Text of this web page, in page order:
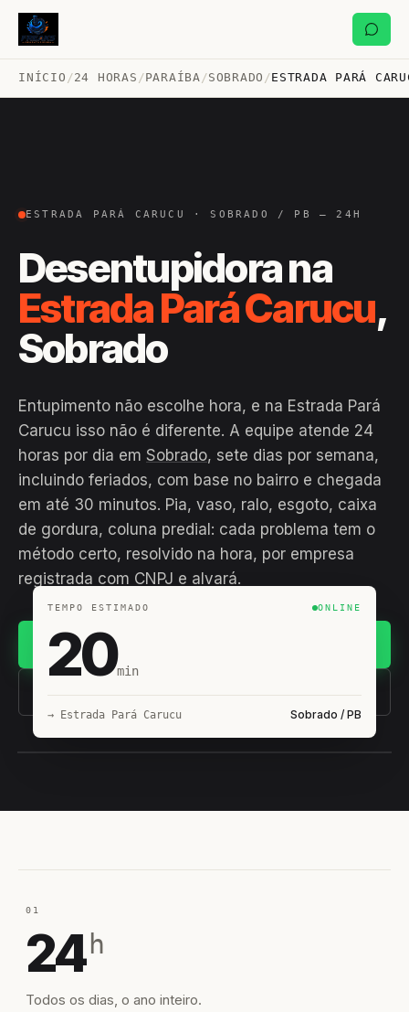
INÍCIO /24 HORAS /PARAÍBA /SOBRADO /ESTRADA PARÁ
ESTRADA PARÁ CARUCU · SOBRADO / PB — 24H
Desentupidora na
Estrada Pará Carucu,
Sobrado
Entupimento não escolhe hora, e na Estrada Pará
Carucu isso não é diferente. A equipe atende 24
horas por dia em Sobrado, sete dias por semana,
incluindo feriados, com base no bairro e chegada
em até 30 minutos. Pia, vaso, ralo, esgoto, caixa
de gordura, coluna predial: cada problema tem o
método certo, resolvido na hora, por empresa
registrada com CNPJ e alvará.
(11) 93407-8838
TEMPO ESTIMADO ONLINE
20min
→ Estrada Pará Carucu Sobrado / PB
01
24 h
Todos os dias, o ano inteiro.